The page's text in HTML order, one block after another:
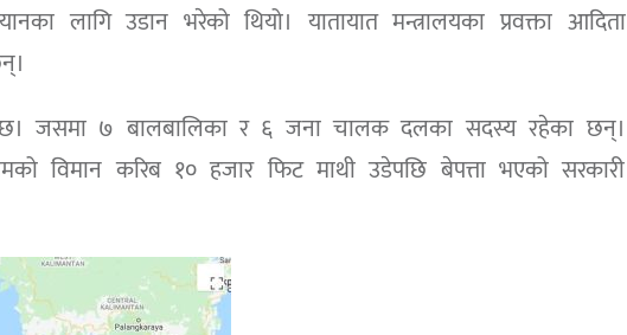
लागि उडान भरेको थियो। यातायात मन्त्रालयका प्रवक्ता आदिता
छ। जसमा ७ बालबालिका र ६ जना चालक दलका सदस्य रहेका छन्।
विमान करिब १० हजार फिट माथी उडेपछि बेपत्ता भएको सरकारी